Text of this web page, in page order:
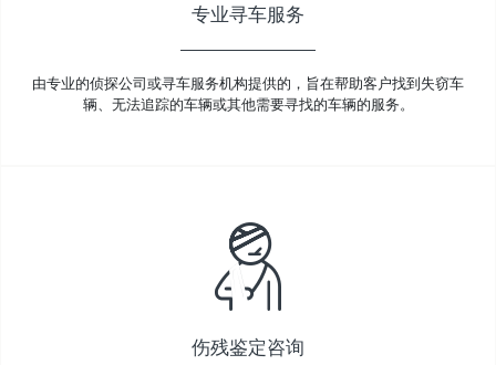
专业寻车服务
由专业的侦探公司或寻车服务机构提供的，旨在帮助客户找到失窃车
辆、无法追踪的车辆或其他需要寻找的车辆的服务。
伤残鉴定咨询